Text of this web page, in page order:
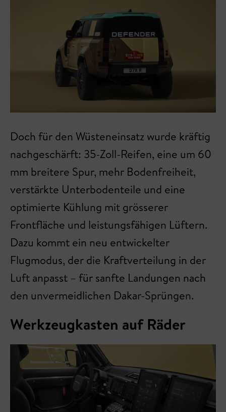
Doch für den Wüsteneinsatz wurde kräftig
nachgeschärft: 35-Zoll-Reifen, eine um 60
mm breitere Spur, mehr Bodenfreiheit,
verstärkte Unterbodenteile und eine
optimierte Kühlung mit grösserer
Frontfläche und leistungsfähigen Lüftern.
Dazu kommt ein neu entwickelter
Flugmodus, der die Kraftverteilung in der
Luft anpasst – für sanfte Landungen nach
den unvermeidlichen Dakar-Sprüngen.
Werkzeugkasten auf Räder